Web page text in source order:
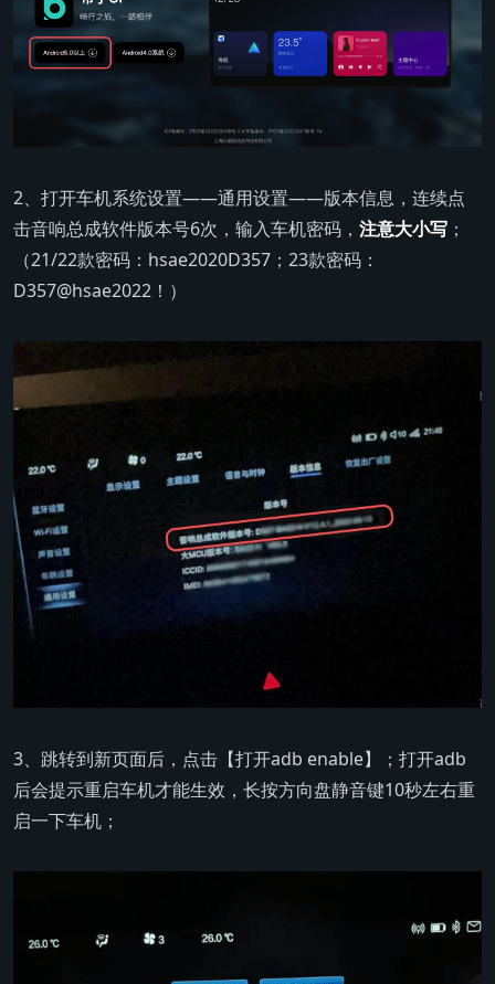
2、打开车机系统设置——通用设置——版本信息，连续点
击音响总成软件版本号6次，输入车机密码， 注意大小写 ；
（21/22款密码：hsae2020D357；23款密码：
D357@hsae2022！）
3、跳转到新页面后，点击【打开adb enable】；打开adb
后会提示重启车机才能生效，长按方向盘静音键10秒左右重
启一下车机；